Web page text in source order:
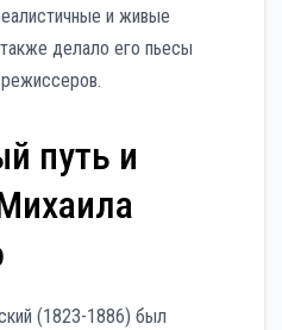
и живые
делало его пьесы
путь и
(1823-1886) был